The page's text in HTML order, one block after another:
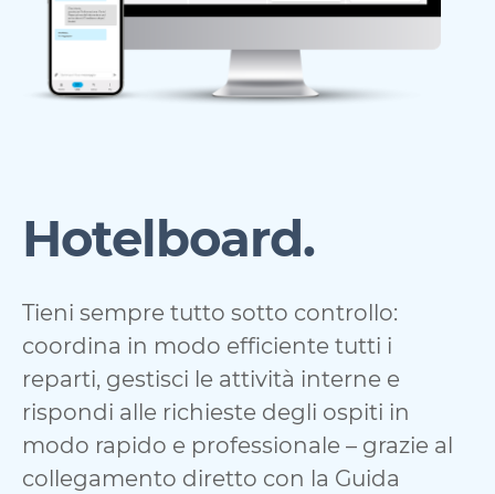
Hotelboard.
Tieni sempre tutto sotto controllo:
coordina in modo efficiente tutti i
reparti, gestisci le attività interne e
rispondi alle richieste degli ospiti in
modo rapido e professionale – grazie al
collegamento diretto con la Guida